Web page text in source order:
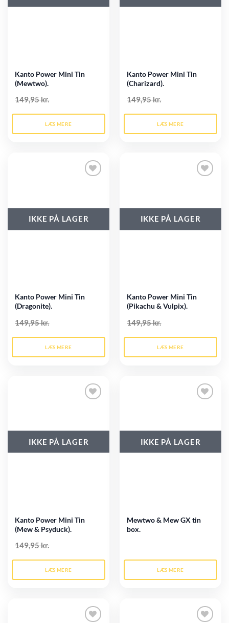
Kanto Power Mini Tin
(Mewtwo).
149,95 kr.
LÆS MERE
Kanto Power Mini Tin
(Charizard).
149,95 kr.
LÆS MERE
IKKE PÅ LAGER
Kanto Power Mini Tin
(Dragonite).
149,95 kr.
LÆS MERE
IKKE PÅ LAGER
Kanto Power Mini Tin
(Pikachu & Vulpix).
149,95 kr.
LÆS MERE
IKKE PÅ LAGER
Kanto Power Mini Tin
(Mew & Psyduck).
149,95 kr.
LÆS MERE
IKKE PÅ LAGER
Mewtwo & Mew GX tin
box.
LÆS MERE